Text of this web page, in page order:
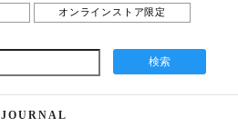
オンラインストア限定
検索
JOURNAL